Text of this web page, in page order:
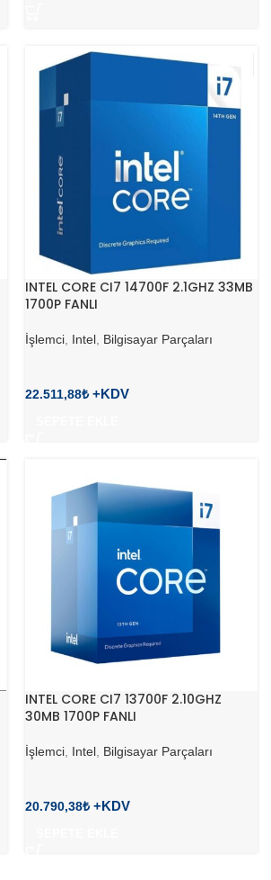
INTEL CORE CI7 14700F 2.1GHZ 33MB
1700P FANLI
İşlemci Intel Bilgisayar Parçaları
22.511,88₺
INTEL CORE CI7 13700F 2.10GHZ
30MB 1700P FANLI
İşlemci, Intel, Bilgisayar Parçaları
20.790,38₺